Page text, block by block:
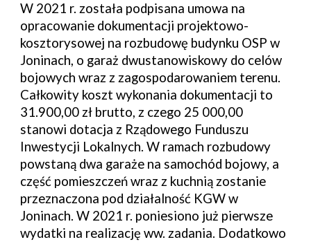
W 2021 r. została podpisana umowa na
opracowanie dokumentacji projektowo-
kosztorysowej na rozbudowę budynku OSP w
Joninach, o garaż dwustanowiskowy do celów
bojowych wraz z zagospodarowaniem terenu.
Całkowity koszt wykonania dokumentacji to
31.900,00 zł brutto, z czego 25 000,00
stanowi dotacja z Rządowego Funduszu
Inwestycji Lokalnych. W ramach rozbudowy
powstaną dwa garaże na samochód bojowy, a
część pomieszczeń wraz z kuchnią zostanie
przeznaczona pod działalność KGW w
Joninach. W 2021 r. poniesiono już pierwsze
wydatki na realizację ww. zadania. Dodatkowo